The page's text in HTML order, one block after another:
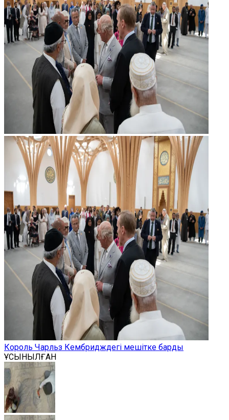
Король Чарльз Кембридждегі мешітке барды
ҰСЫНЫЛҒАН